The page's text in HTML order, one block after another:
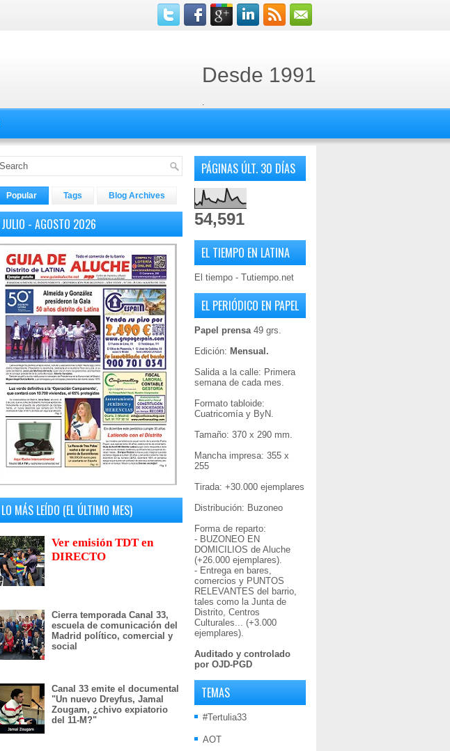
Desde 1991
Popular Tags Blog Archives
JULIO - AGOSTO 2026
LO MÁS LEÍDO (EL ÚLTIMO MES)
Ver emisión TDT en
DIRECTO
Cierra temporada Canal 33,
escuela de comunicación del
Madrid político, comercial y
social
Canal 33 emite el documental
"Un nuevo Dreyfus, Jamal
Zougam, ¿chivo expiatorio
del 11-M?"
PÁGINAS ÚLT. 30 DÍAS
54,591
EL TIEMPO EN LATINA
El tiempo - Tutiempo.net
EL PERIÓDICO EN PAPEL
Papel prensa49 grs.
Edición: Mensual.
Salida a la calle: Primera
semana de cada mes.
Formato tabloide:
Cuatricomía y ByN.
Tamaño: 370 x 290 mm.
Mancha impresa: 355 x
255
Tirada: +30.000 ejemplares
Distribución: Buzoneo
Forma de reparto:
- BUZONEO EN
DOMICILIOS de Aluche
(+26.000 ejemplares).
- Entrega en bares,
comercios y PUNTOS
RELEVANTES del barrio,
tales como la Junta de
Distrito, Centros
Culturales... (+3.000
ejemplares).
Auditado y controlado
por OJD-PGD
TEMAS
#Tertulia33
AOT